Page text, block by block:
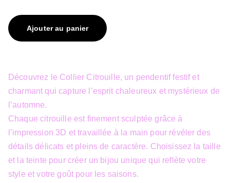
Ajouter au panier
Découvrez le Collier Citrouille, un pendentif festif et
charmant qui capture l’esprit chaleureux et mystérieux de
l’automne.
Chaque citrouille est finement sculptée grâce à
l’impression 3D et travaillée à la main pour révéler des
détails délicats et pleins de caractère. Choisissez la taille
et la teinte pour créer un bijou unique qui reflète votre
style et votre goût pour les saisons.